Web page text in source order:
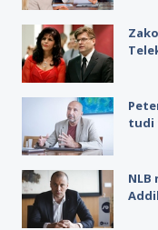
tudi
NLB